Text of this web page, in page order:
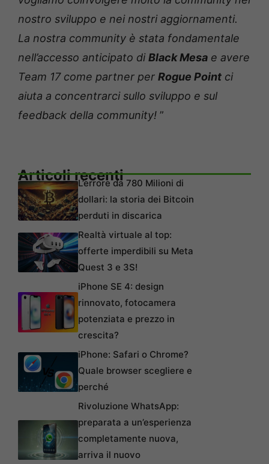
nostro sviluppo e nei nostri aggiornamenti.
La nostra community è stata fondamentale
nell’accesso anticipato diBlack Mesa e avere
Team 17 come partner per Rogue Point ci
aiuta a concentrarci sullo sviluppo e sul
feedback della community! ”
Articoli recentiL’errore da 780 Milioni di
dollari: la storia dei Bitcoin
perduti in discarica
Realtà virtuale al top:
offerte imperdibili su Meta
Quest 3 e 3S!
iPhone SE 4: design
rinnovato, fotocamera
potenziata e prezzo in
crescita?
iPhone: Safari o Chrome?
Quale browser scegliere e
perché
Rivoluzione WhatsApp:
preparata a un’esperienza
completamente nuova,
arriva il nuovo